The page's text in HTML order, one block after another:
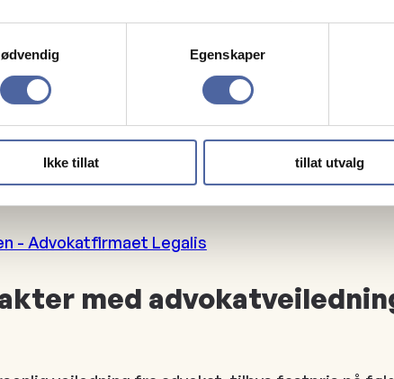
Egenskaper
Ikke tillat tillat utvalg
digitale kontrakter via en
gjennomgang av advokat i etterkant.
- Advokatfirmaet Legalis
med